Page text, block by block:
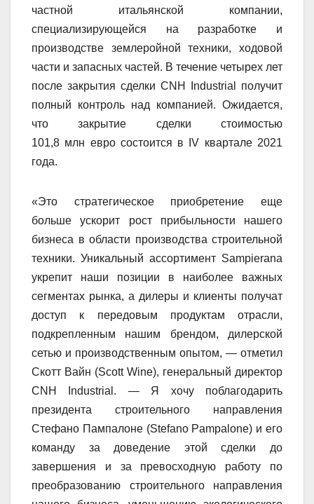
частной итальянской компании,
специализирующейся на разработке и
производстве землеройной техники, ходовой
части и запасных частей. В течение четырех лет
после закрытия сделки CNH Industrial получит
полный контроль над компанией. Ожидается,
что закрытие сделки стоимостью
101,8 млн евро состоится в IV квартале 2021
года.
«Это стратегическое приобретение еще
больше ускорит рост прибыльности нашего
бизнеса в области производства строительной
техники. Уникальный ассортимент Sampierana
укрепит наши позиции в наиболее важных
сегментах рынка, а дилеры и клиенты получат
доступ к передовым продуктам отрасли,
подкрепленным нашим брендом, дилерской
сетью и производственным опытом, — отметил
Скотт Вайн (Scott Wine), генеральный директор
CNH Industrial. — Я хочу поблагодарить
президента строительного направления
Стефано Пампалоне (Stefano Pampalone) и его
команду за доведение этой сделки до
завершения и за превосходную работу по
преобразованию строительного направления